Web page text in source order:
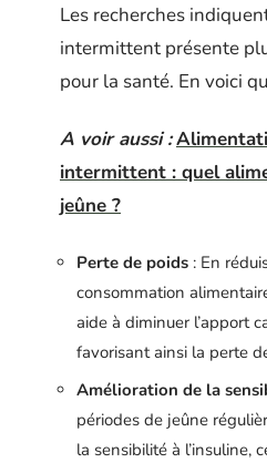
Les recherches
intermittent présente
pour la santé. En voici
A voir aussi :
intermittent : quel
jeûne ?
Perte de poids : En
consommation
aide à diminuer l’apport
favorisant ainsi la perte
Amélioration de la
périodes de jeûne
la sensibilité à l’insuline,